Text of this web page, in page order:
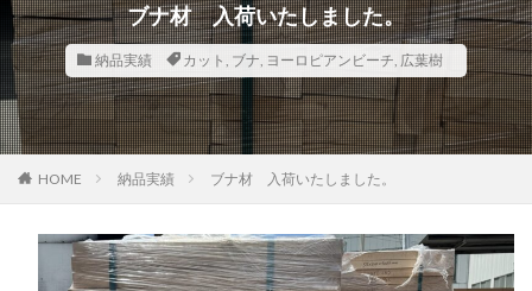
ブナ材 入荷いたしました。
納品実績 カット , ブナ, ヨーロピアンビーチ, 広葉樹
HOME 納品実績 ブナ材 入荷いたしました。